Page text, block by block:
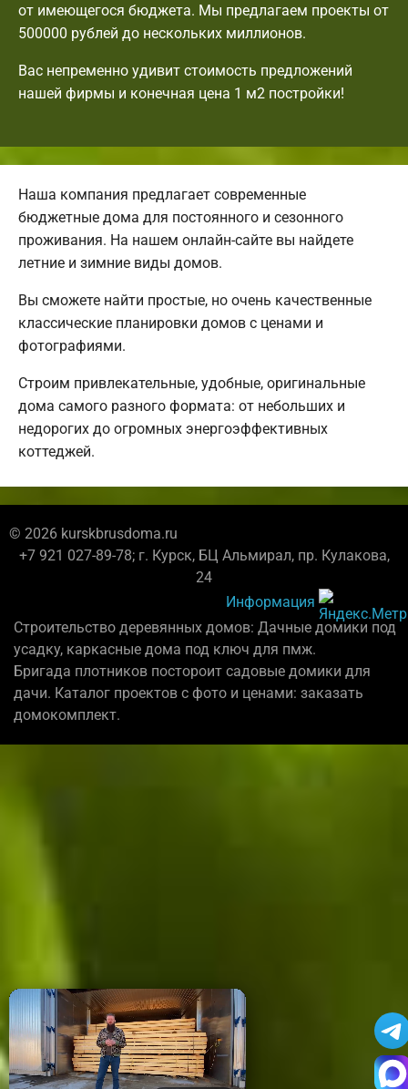
от имеющегося бюджета. Мы предлагаем проекты от
500000 рублей до нескольких миллионов.
Вас непременно удивит стоимость предложений
нашей фирмы и конечная цена 1 м2 постройки!
Наша компания предлагает современные
бюджетные дома для постоянного и сезонного
проживания. На нашем онлайн-сайте вы найдете
летние и зимние виды домов.
Вы сможете найти простые, но очень качественные
классические планировки домов с ценами и
фотографиями.
Строим привлекательные, удобные, оригинальные
дома самого разного формата: от небольших и
недорогих до огромных энергоэффективных
коттеджей.
© 2026 kurskbrusdoma.ru
+7 921 027-89-78; г. Курск, БЦ Альмирал, пр. Кулакова,
24
Информация
Строительство деревянных домов: Дачные домики под
усадку, каркасные дома под ключ для пмж.
Бригада плотников постороит садовые домики для
дачи. Каталог проектов с фото и ценами: заказать
домокомплект.